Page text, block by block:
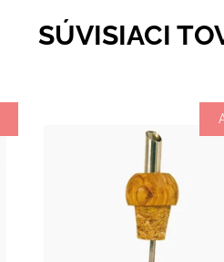
SÚVISIACI
Zátka na fľašu s nálievkou
nielen v prípade nedopitého
ale je veľkým pomocníkom aj
samotnom nalievaní. Červené
Skladom 2